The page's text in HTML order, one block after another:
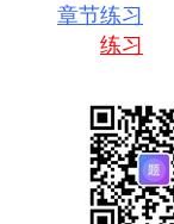
章节练习
练习